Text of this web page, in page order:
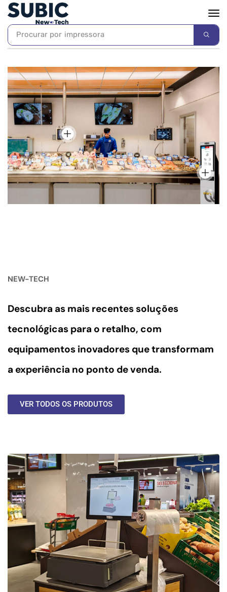
Procurar por impressora
NEW-TECH
Descubra as mais recentes soluções
tecnológicas para o retalho, com
equipamentos inovadores que transformam
a experiência no ponto de venda.
VER TODOS OS PRODUTOS